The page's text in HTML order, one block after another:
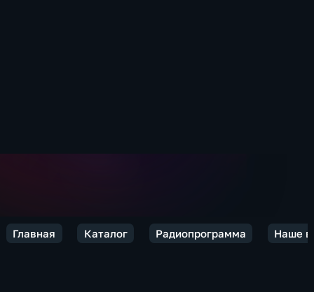
Главная Каталог Радиопрограмма Наше